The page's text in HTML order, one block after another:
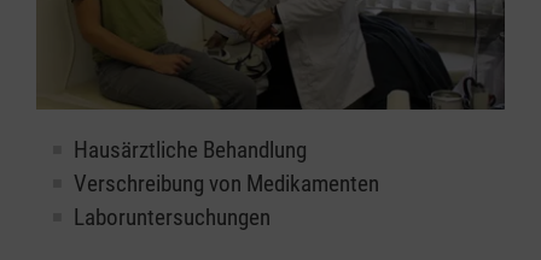
Hausärztliche Behandlung
Verschreibung von Medikamenten
Laboruntersuchungen